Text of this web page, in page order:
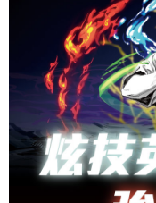
３．收到繳費通知簡訊後
ATM／網路銀行／等多元
※ 請注意：結帳手續完成
購買商品的店家。未經商家
後付繳納相關費用。
※ 交易是否成功請以「
是否繳費成功／繳費後需
客戶支援中心」https://
【注意事項】
１．透過由恩沛科技股份有
易，需依本服務之必要範
每筆NT$80，滿
7-11取貨
每筆NT$80，滿
每筆NT$80，滿